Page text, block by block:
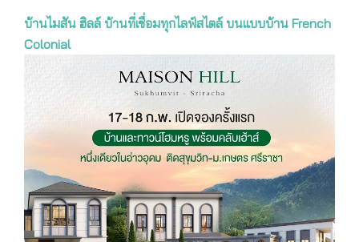
บ้านไมสัน ฮิลล์ บ้านที่เชื่อมทุกไลฟ์สไตล์ บนแบบบ้าน French
Colonial